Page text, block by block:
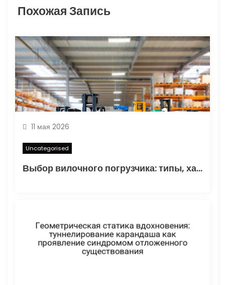
и
с
я
м
Похожая Запись
11 мая 2026
Uncategorised
Выбор вилочного погрузчика: типы, характеристики и области применения